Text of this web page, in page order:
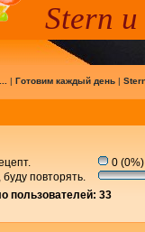
Stern и
| Готовим каждый день|
0 (0%)
повторять.
пользователей: 33